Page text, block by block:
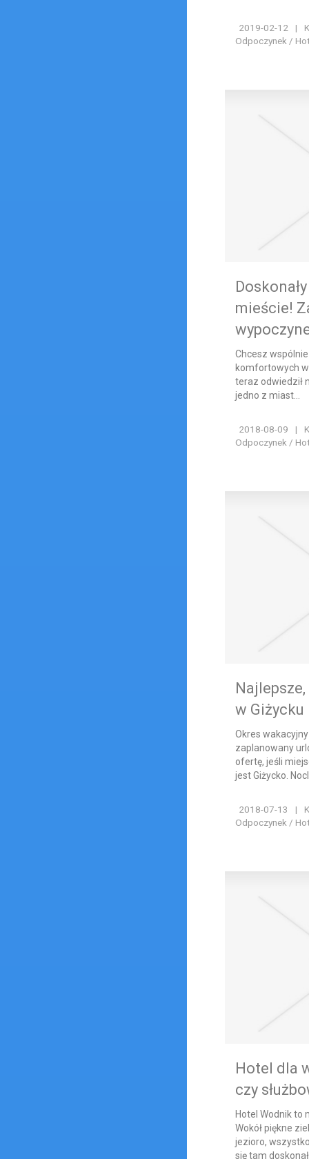
2019-02-12 |
Odpoczynek /
mieście!
Chcesz
komfortowych
teraz odwiedził
jedno z miast...
2018-08-09 |
Odpoczynek /
w Giżycku
Okres
zaplanowany
ofertę, jeśli
jest Giżycko.
2018-07-13 |
Odpoczynek /
Hotel dla
czy
Hotel Wodnik to
Wokół piękne
jezioro,
się tam